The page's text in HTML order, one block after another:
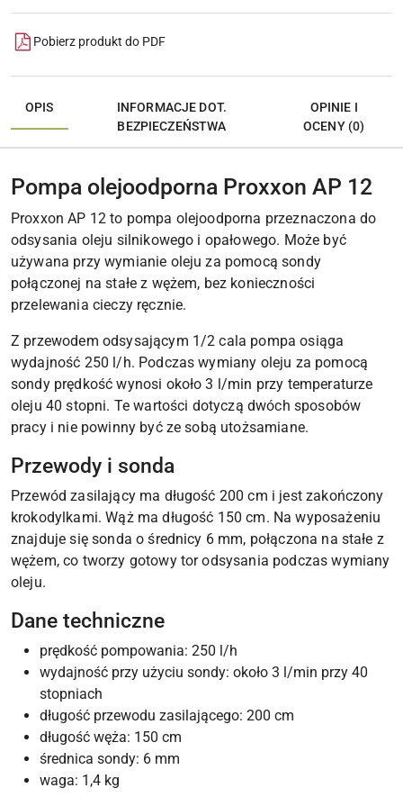
Pobierz produkt do PDF
OPIS
INFORMACJE DOT.
BEZPIECZEŃSTWA
OPINIE I
OCENY (0)
Pompa olejoodporna Proxxon AP 12
Proxxon AP 12 to pompa olejoodporna przeznaczona do
odsysania oleju silnikowego i opałowego. Może być
używana przy wymianie oleju za pomocą sondy
połączonej na stałe z wężem, bez konieczności
przelewania cieczy ręcznie.
Z przewodem odsysającym 1/2 cala pompa osiąga
wydajność 250 l/h. Podczas wymiany oleju za pomocą
sondy prędkość wynosi około 3 l/min przy temperaturze
oleju 40 stopni. Te wartości dotyczą dwóch sposobów
pracy i nie powinny być ze sobą utożsamiane.
Przewody i sonda
Przewód zasilający ma długość 200 cm i jest zakończony
krokodylkami. Wąż ma długość 150 cm. Na wyposażeniu
znajduje się sonda o średnicy 6 mm, połączona na stałe z
wężem, co tworzy gotowy tor odsysania podczas wymiany
oleju.
Dane techniczne
prędkość pompowania: 250 l/h
wydajność przy użyciu sondy: około 3 l/min przy 40
stopniach
długość przewodu zasilającego: 200 cm
długość węża: 150 cm
średnica sondy: 6 mm
waga: 1,4 kg